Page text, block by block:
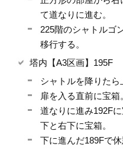
て道なりに進む。
225階のシャトルゴ
移行する。
塔内【A3区画】195F
シャトルを降りた
扉を入る直前に宝箱
道なりに進み192F
下と右下に宝箱。
下に進んだ189Fで